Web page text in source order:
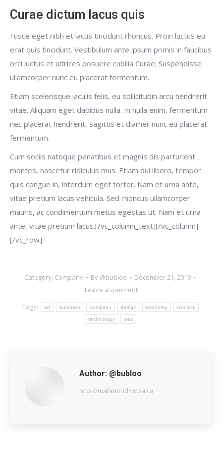
Curae dictum lacus quis
Fusce eget nibh et lacus tincidunt rhoncus. Proin luctus eu
erat quis tincidunt. Vestibulum ante ipsum primis in faucibus
orci luctus et ultrices posuere cubilia Curae; Suspendisse
ullamcorper nunc eu placerat fermentum.
Etiam scelerisque iaculis felis, eu sollicitudin arcu hendrerit
vitae. Aliquam eget dapibus nulla. In nulla enim, fermentum
nec placerat hendrerit, sagittis et diamer nunc eu placerat
fermentum.
Cum sociis natoque penatibus et magnis dis parturient
montes, nascetur ridiculus mus. Etiam dui libero, tempor
quis congue in, interdum eget tortor. Nam et urna ante,
vitae pretium lacus vehicula. Sed rhoncus ullamcorper
mauris, ac condimentum metus egestas ut. Nam et urna
ante, vitae pretium lacus.[/vc_column_text][/vc_column]
[/vc_row]
Category: Company By @bubloo
December 21, 2019
Leave a comment
Tags:
art business company design economy industry
technology wed
Author: @bubloo
http://mahmoodmirza.ca